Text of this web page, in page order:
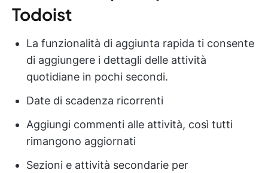
Todoist
La funzionalità di aggiunta rapida ti consente
di aggiungere i dettagli delle attività
quotidiane in pochi secondi.
Date di scadenza ricorrenti
Aggiungi commenti alle attività, così tutti
rimangono aggiornati
Sezioni e attività secondarie per